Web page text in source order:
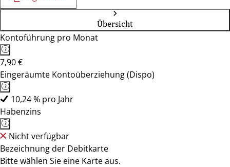
Übersicht
Kontoführung pro Monat
7,90 €
Eingeräumte Kontoüberziehung (Dispo)
10,24 % pro Jahr
Habenzins
Nicht verfügbar
Bezeichnung der Debitkarte
Bitte wählen Sie eine Karte aus.